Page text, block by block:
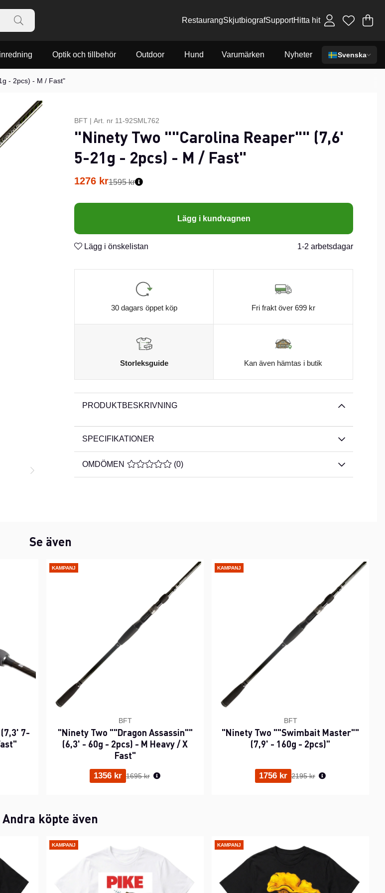
RestaurangSkjutbiografSupportHitta hit .
Optik och tillbehör Outdoor Hund Varumärken Nyheter Svenska
- 2pcs) - M / Fast"
BFT | Art. nr 11-92SML762
"Ninety Two ""Carolina Reaper"" (7,6'
5-21g - 2pcs) - M / Fast"
1276 kr1595 kr
Lägg i kundvagnen
Lägg i önskelistan 1-2 arbetsdagar
30 dagars öppet köp Fri frakt över 699 kr
Storleksguide Kan även hämtas i butik
PRODUKTBESKRIVNING
SPECIFIKATIONER
OMDÖMEN MEDELBETYG 0 AV 5 ANTAL BETYG 0
(0)
Se även
7-
KAMPANJ
BFT
"Ninety Two ""Dragon Assassin""
(6,3' - 60g - 2pcs) - M Heavy / X
Fast"
1356 kr Ordinarie pris:
1695 kr
KAMPANJ
BFT
"Ninety Two ""Swimbait Master""
(7,9' - 160g - 2pcs)"
1756 kr Ordinarie pris:
2195 kr
Andra köpte även
KAMPANJ KAMPANJ